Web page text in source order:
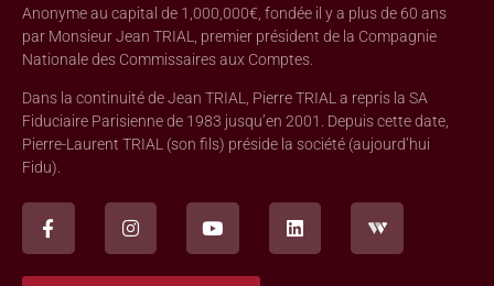
Anonyme au capital de 1,000,000€, fondée il y a plus de 60 ans
par Monsieur Jean TRIAL, premier président de la Compagnie
Nationale des Commissaires aux Comptes.
Dans la continuité de Jean TRIAL, Pierre TRIAL a repris la SA
Fiduciaire Parisienne de 1983 jusqu’en 2001. Depuis cette date,
Pierre-Laurent TRIAL (son fils) préside la société (aujourd’hui
Fidu).